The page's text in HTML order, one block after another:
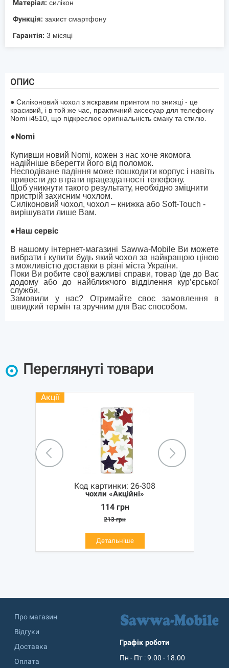
Матеріал: силікон
Функція: захист смартфону
Гарантія: 3 місяці
ОПИС
● Силіконовий чохол з яскравим принтом по знижці - це
красивий, і в той же час, практичний аксесуар для телефону
Nomi i4510, що підкреслює оригінальність смаку та стилю.
●Nomi
Купивши новий Nomi, кожен з нас хоче якомога
надійніше вберегти його від поломок.
Несподіване падіння може пошкодити корпус і навіть
привести до втрати працездатності телефону.
Щоб уникнути такого результату, необхідно зміцнити
пристрій захисним чохлом.
Силіконовий чохол, чохол – книжка або Soft-Touch -
вирішувати лише Вам.
●Наш сервіс
В нашому інтернет-магазині Sawwa-Mobile Ви можете
вибрати і купити будь який чохол за найкращою ціною
з можливістю доставки в різні міста України.
Поки Ви робите свої важливі справи, товар їде до Вас
додому або до найближчого відділення кур’єрської
служби.
Замовили у нас? Отримайте своє замовлення в
швидкий термін та зручним для Вас способом.
Переглянуті товари
Акції
Код картинки: 26-308
чохли «Акційні»
114 грн
213 грн
Детальніше
Про магазин
Відгуки
Доставка
Оплата
Графік роботи
Пн - Пт : 9.00 - 18.00